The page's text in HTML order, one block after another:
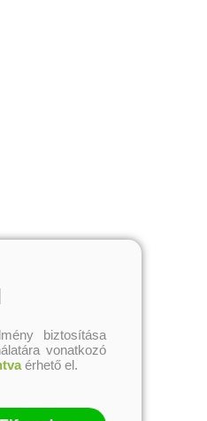
biztosítása
vonatkozó
érhető el.